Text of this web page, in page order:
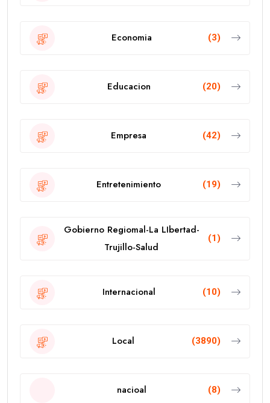
Economia (3)
Educacion (20)
Empresa (42)
Entretenimiento (19)
Gobierno Regiomal-La LIbertad-
Trujillo-Salud
(1)
Internacional (10)
Local (3890)
nacioal (8)